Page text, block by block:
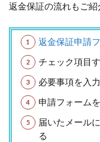
返金保証の流れもご紹
返金保証申請
チェック項目
必要事項を入力
申請フォーム
届いたメール
る